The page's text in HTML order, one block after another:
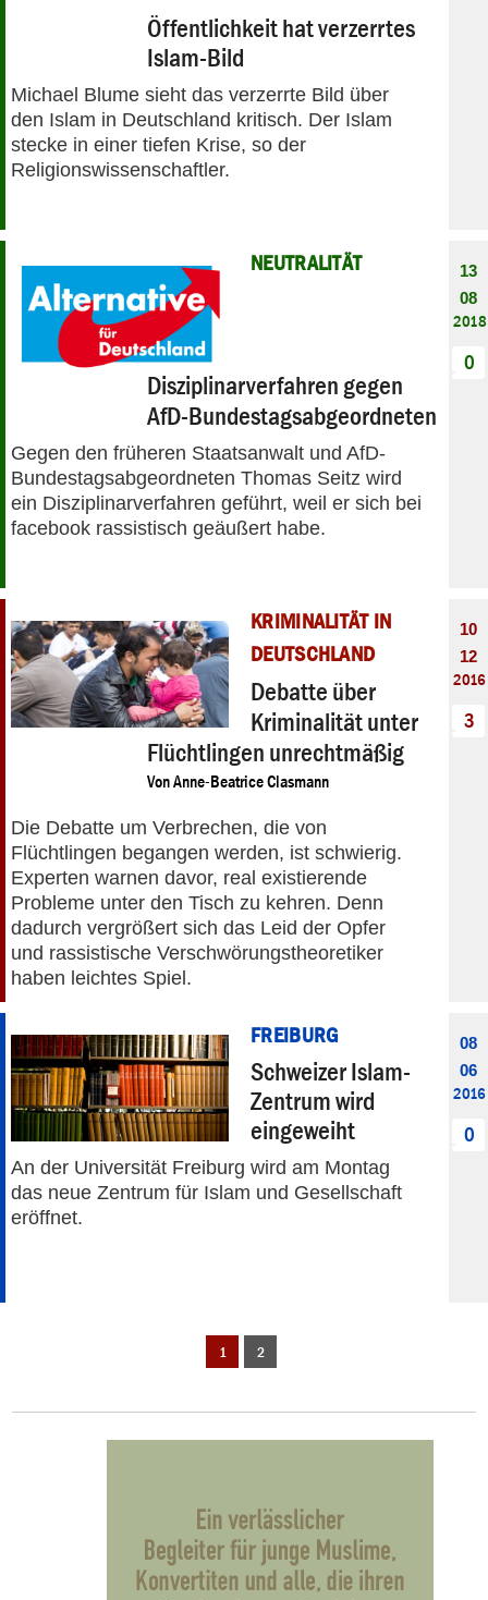
Öffentlichkeit hat verzerrtes
Islam-Bild
Michael Blume sieht das verzerrte Bild über
den Islam in Deutschland kritisch. Der Islam
stecke in einer tiefen Krise, so der
Religionswissenschaftler.
NEUTRALITÄT
Disziplinarverfahren gegen
AfD-Bundestagsabgeordneten
Gegen den früheren Staatsanwalt und AfD-
Bundestagsabgeordneten Thomas Seitz wird
ein Disziplinarverfahren geführt, weil er sich bei
facebook rassistisch geäußert habe.
13
08
2018
0
KRIMINALITÄT IN
DEUTSCHLAND
Debatte über
Kriminalität unter
Flüchtlingen unrechtmäßig
VonAnne-Beatrice Clasmann
Die Debatte um Verbrechen, die von
Flüchtlingen begangen werden, ist schwierig.
Experten warnen davor, real existierende
Probleme unter den Tisch zu kehren. Denn
dadurch vergrößert sich das Leid der Opfer
und rassistische Verschwörungstheoretiker
haben leichtes Spiel.
10
12
2016
3
FREIBURG
Schweizer Islam-
Zentrum wird
eingeweiht
An der Universität Freiburg wird am Montag
das neue Zentrum für Islam und Gesellschaft
eröffnet.
08
06
2016
0
1 2